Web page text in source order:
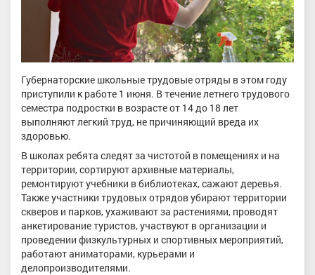
Губернаторские школьные трудовые отряды в этом году
приступили к работе 1 июня. В течение летнего трудового
семестра подростки в возрасте от 14 до 18 лет
выполняют легкий труд, не причиняющий вреда их
здоровью.
В школах ребята следят за чистотой в помещениях и на
территории, сортируют архивные материалы,
ремонтируют учебники в библиотеках, сажают деревья.
Также участники трудовых отрядов убирают территории
скверов и парков, ухаживают за растениями, проводят
анкетирование туристов, участвуют в организации и
проведении физкультурных и спортивных мероприятий,
работают аниматорами, курьерами и
делопроизводителями.